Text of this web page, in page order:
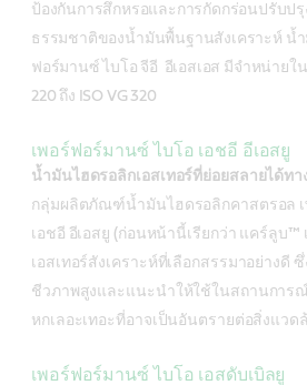
ป้องกันการสึกหรอและการกัดกร่อนปรับป
ธรรมชาติของน้ำมันพื้นฐานสังเคราะห์ น้ำ
ฟอร์มานซ์ ไบโอ จีอี อีเอสเอส มีจำหน่ายใ
220 ถึง ISO VG 320
เพอร์ฟอร์มานซ์ ไบโอ เอชอี อีเอสยู
น้ำมันไฮดรอลิกเอสเทอร์ที่ย่อยสลายได้ท
กลุ่มผลิตภัณฑ์น้ำมันไฮดรอลิกคาสตรอล
เอชอี อีเอสยู (ก่อนหน้านี้เรียกว่า แคร์ลูบ™
เอสเทอร์สังเคราะห์ที่เลือกสรรมาอย่างดี
ชีวภาพสูงและแนะนำให้ใช้ในสถานการ
หกเลอะเทอะที่อาจเป็นอันตรายต่อสิ่งแวด
เพอร์ฟอร์มานซ์ ไบโอ เอสดับเบิลยู